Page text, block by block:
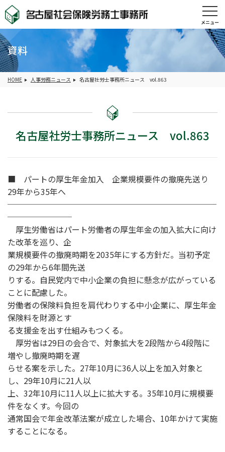
メニュー
資料
HOME 人事労務ニュース 名古屋社労士事務所ニュース vol.863
名古屋社労士事務所ニュース vol.863
■ パートの厚生年金加入 企業規模要件の撤廃先送り
29年から35年へ
──────────────────────────
────────
厚生労働省はパート労働者の厚生年金の加入拡大に向け
た改革を巡り、企
業規模要件の撤廃時期を2035年にする方針だ。当初予定
の29年から6年間先送
りする。自民党内で中小企業の負担に懸念が広がっている
ことに配慮した。
労働者の保険料負担を肩代わりする中小企業に、厚生年金
保険料を財源とす
る支援金を出す仕組みもつくる。
厚労省は29日の会合で、対象拡大を2段階から4段階に
増やし撤廃時期を遅
らせる案を示した。27年10月に36人以上を加入対象と
し、29年10月に21人以
上、32年10月に11人以上に拡大する。35年10月に規模要
件をなくす。今回の
通常国会で年金改革法案が成立した場合、10年かけて実施
することになる。